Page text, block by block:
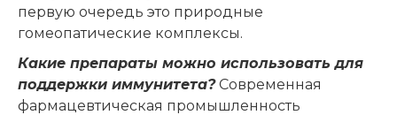
первую очередь это природные
гомеопатические комплексы.
Какие препараты можно использовать для
поддержки иммунитета?Современная
фармацевтическая промышленность